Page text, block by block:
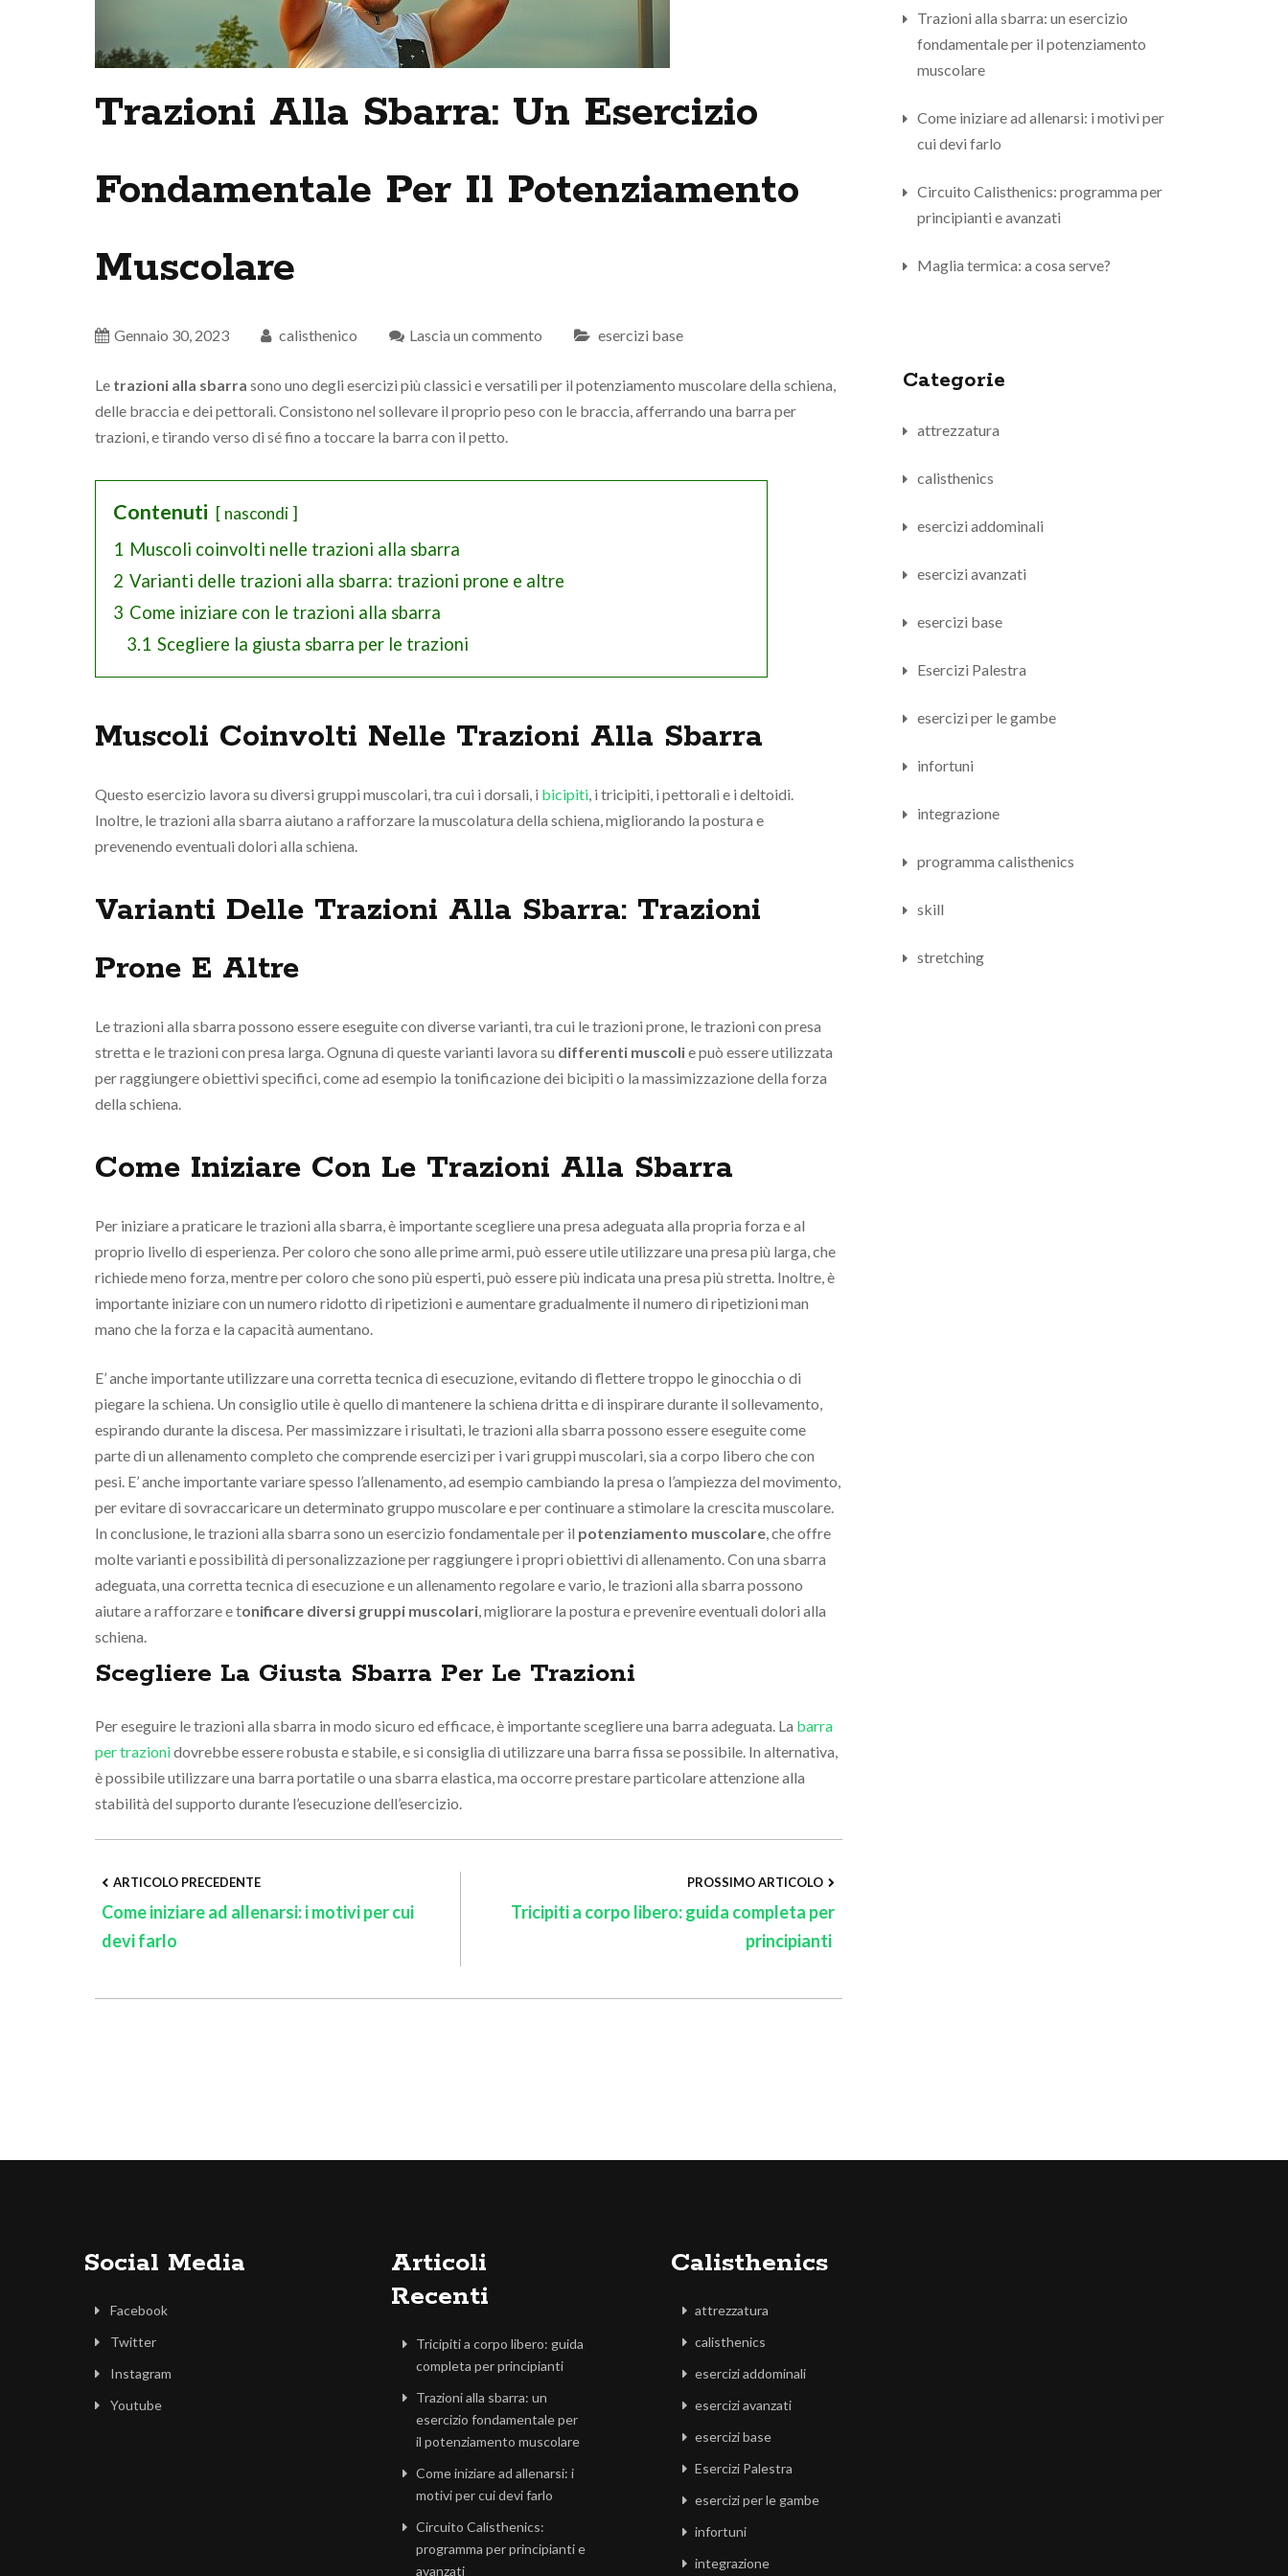
Trazioni Alla Sbarra: Un Esercizio
Fondamentale Per Il Potenziamento
Muscolare
Gennaio 30, 2023 calisthenico Lascia un commento esercizi base
Le trazioni alla sbarra sono uno degli esercizi più classici e versatili per il potenziamento muscolare della schiena,
delle braccia e dei pettorali. Consistono nel sollevare il proprio peso con le braccia, afferrando una barra per
trazioni, e tirando verso di sé fino a toccare la barra con il petto.
Contenuti nascondi
1 Muscoli coinvolti nelle trazioni alla sbarra
2 Varianti delle trazioni alla sbarra: trazioni prone e altre
3 Come iniziare con le trazioni alla sbarra
3.1 Scegliere la giusta sbarra per le trazioni
Muscoli Coinvolti Nelle Trazioni Alla Sbarra
Questo esercizio lavora su diversi gruppi muscolari, tra cui i dorsali, i bicipiti, i tricipiti, i pettorali e i deltoidi.
Inoltre, le trazioni alla sbarra aiutano a rafforzare la muscolatura della schiena, migliorando la postura e
prevenendo eventuali dolori alla schiena.
Varianti Delle Trazioni Alla Sbarra: Trazioni
Prone E Altre
Le trazioni alla sbarra possono essere eseguite con diverse varianti, tra cui le trazioni prone, le trazioni con presa
stretta e le trazioni con presa larga. Ognuna di queste varianti lavora su differenti muscolie può essere utilizzata
per raggiungere obiettivi specifici, come ad esempio la tonificazione dei bicipiti o la massimizzazione della forza
della schiena.
Come Iniziare Con Le Trazioni Alla Sbarra
Per iniziare a praticare le trazioni alla sbarra, è importante scegliere una presa adeguata alla propria forza e al
proprio livello di esperienza. Per coloro che sono alle prime armi, può essere utile utilizzare una presa più larga, che
richiede meno forza, mentre per coloro che sono più esperti, può essere più indicata una presa più stretta. Inoltre, è
importante iniziare con un numero ridotto di ripetizioni e aumentare gradualmente il numero di ripetizioni man
mano che la forza e la capacità aumentano.
E’ anche importante utilizzare una corretta tecnica di esecuzione, evitando di flettere troppo le ginocchia o di
piegare la schiena. Un consiglio utile è quello di mantenere la schiena dritta e di inspirare durante il sollevamento,
espirando durante la discesa. Per massimizzare i risultati, le trazioni alla sbarra possono essere eseguite come
parte di un allenamento completo che comprende esercizi per i vari gruppi muscolari, sia a corpo libero che con
pesi. E’ anche importante variare spesso l’allenamento, ad esempio cambiando la presa o l’ampiezza del movimento,
per evitare di sovraccaricare un determinato gruppo muscolare e per continuare a stimolare la crescita muscolare.
In conclusione, le trazioni alla sbarra sono un esercizio fondamentale per il potenziamento muscolare, che offre
molte varianti e possibilità di personalizzazione per raggiungere i propri obiettivi di allenamento. Con una sbarra
adeguata, una corretta tecnica di esecuzione e un allenamento regolare e vario, le trazioni alla sbarra possono
aiutare a rafforzare e tonificare diversi gruppi muscolari, migliorare la postura e prevenire eventuali dolori alla
schiena.
Scegliere La Giusta Sbarra Per Le Trazioni
Per eseguire le trazioni alla sbarra in modo sicuro ed efficace, è importante scegliere una barra adeguata. La barra
per trazionidovrebbe essere robusta e stabile, e si consiglia di utilizzare una barra fissa se possibile. In alternativa,
è possibile utilizzare una barra portatile o una sbarra elastica, ma occorre prestare particolare attenzione alla
stabilità del supporto durante l’esecuzione dell’esercizio.
Post
Navigation
ARTICOLO PRECEDENTE
Come iniziare ad allenarsi: i motivi per cui
devi farlo
PROSSIMO ARTICOLO
Tricipiti a corpo libero: guida completa per
principianti
Trazioni alla sbarra: un esercizio
fondamentale per il potenziamento
muscolare
Come iniziare ad allenarsi: i motivi per
cui devi farlo
Circuito Calisthenics: programma per
principianti e avanzati
Maglia termica: a cosa serve?
Categorie
attrezzatura
calisthenics
esercizi addominali
esercizi avanzati
esercizi base
Esercizi Palestra
esercizi per le gambe
infortuni
integrazione
programma calisthenics
skill
stretching
Social Media
Facebook
Twitter
Instagram
Youtube
Articoli
Recenti
Tricipiti a corpo libero: guida
completa per principianti
Trazioni alla sbarra: un
esercizio fondamentale per
il potenziamento muscolare
Come iniziare ad allenarsi: i
motivi per cui devi farlo
Circuito Calisthenics:
programma per principianti e
avanzati
Calisthenics
attrezzatura
calisthenics
esercizi addominali
esercizi avanzati
esercizi base
Esercizi Palestra
esercizi per le gambe
infortuni
integrazione